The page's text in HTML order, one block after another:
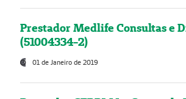
Prestador Medlife Consultas e
(51004334-2)
01 de Janeiro de 2019